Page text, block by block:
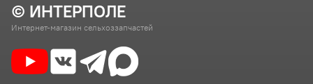
© ИНТЕРПОЛЕ
Интернет-магазин сельхоззапчастей